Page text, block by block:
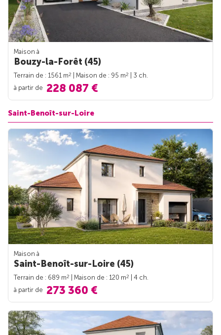
Maison à
Bouzy-la-Forêt (45)
Terrain de : 1561 m2 | Maison de : 95 m2
| 3 ch.
à partir de 228 087 €
Saint-Benoît-sur-Loire
Maison à
Saint-Benoît-sur-Loire (45)
Terrain de : 689 m2 | Maison de : 120 m2
| 4 ch.
à partir de 273 360 €